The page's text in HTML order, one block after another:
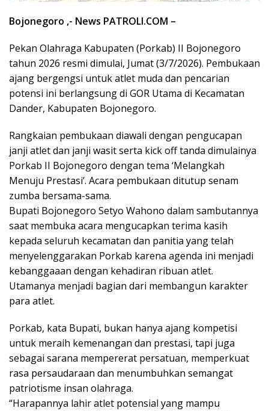
Bojonegoro ,- News PATROLI.COM –
Pekan Olahraga Kabupaten (Porkab) II Bojonegoro
tahun 2026 resmi dimulai, Jumat (3/7/2026). Pembukaan
ajang bergengsi untuk atlet muda dan pencarian
potensi ini berlangsung di GOR Utama di Kecamatan
Dander, Kabupaten Bojonegoro.
Rangkaian pembukaan diawali dengan pengucapan
janji atlet dan janji wasit serta kick off tanda dimulainya
Porkab II Bojonegoro dengan tema ‘Melangkah
Menuju Prestasi’. Acara pembukaan ditutup senam
zumba bersama-sama.
Bupati Bojonegoro Setyo Wahono dalam sambutannya
saat membuka acara mengucapkan terima kasih
kepada seluruh kecamatan dan panitia yang telah
menyelenggarakan Porkab karena agenda ini menjadi
kebanggaaan dengan kehadiran ribuan atlet.
Utamanya menjadi bagian dari membangun karakter
para atlet.
Porkab, kata Bupati, bukan hanya ajang kompetisi
untuk meraih kemenangan dan prestasi, tapi juga
sebagai sarana mempererat persatuan, memperkuat
rasa persaudaraan dan menumbuhkan semangat
patriotisme insan olahraga.
“Harapannya lahir atlet potensial yang mampu